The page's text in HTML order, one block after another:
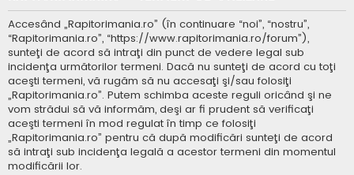
t
Accesând „Rapitorimania.ro” (în continuare “noi”, “nostru”,
“Rapitorimania.ro”, “https://www.rapitorimania.ro/forum”),
sunteţi de acord să intraţi din punct de vedere legal sub
incidenţa următorilor termeni. Dacă nu sunteţi de acord cu toţi
aceşti termeni, vă rugăm să nu accesaţi şi/sau folosiţi
„Rapitorimania.ro”. Putem schimba aceste reguli oricând şi ne
vom strădui să vă informăm, deşi ar fi prudent să verificaţi
aceşti termeni în mod regulat în timp ce folosiţi
„Rapitorimania.ro” pentru că după modificări sunteţi de acord
să intraţi sub incidenţa legală a acestor termeni din momentul
modificării lor.